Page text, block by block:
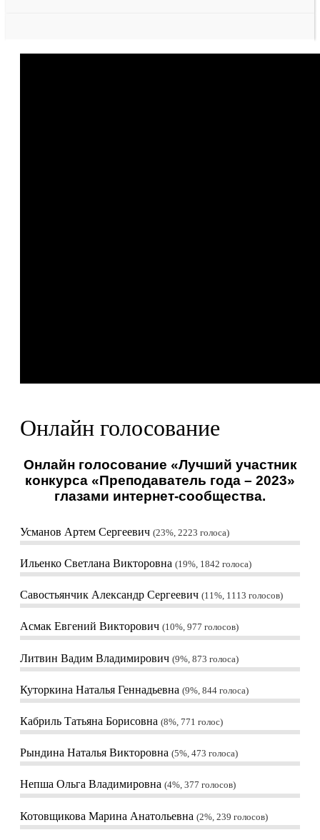
Онлайн голосование
Онлайн голосование «Лучший участник
конкурса «Преподаватель года – 2023»
глазами интернет-сообщества.
Усманов Артем Сергеевич 23%, 2223 голоса
Ильенко Светлана Викторовна 19%, 1842 голоса
Савостьянчик Александр Сергеевич 11%, 1113 голосов
Асмак Евгений Викторович 10%, 977 голосов
Литвин Вадим Владимирович 9%, 873 голоса
Куторкина Наталья Геннадьевна 9%, 844 голоса
Кабриль Татьяна Борисовна 8%, 771 голос
Рындина Наталья Викторовна 5%, 473 голоса
Непша Ольга Владимировна 4%, 377 голосов
Котовщикова Марина Анатольевна 2%, 239 голосов